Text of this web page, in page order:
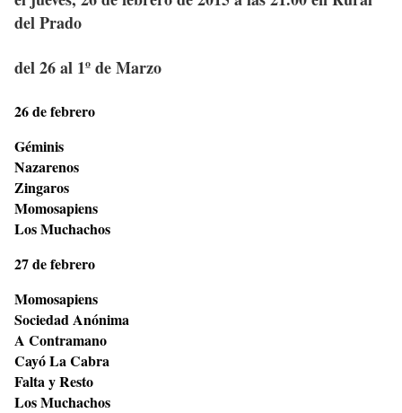
del Prado
del 26 al 1º de Marzo
26 de febrero
Géminis
Nazarenos
Zingaros
Momosapiens
Los Muchachos
27 de febrero
Momosapiens
Sociedad Anónima
A Contramano
Cayó La Cabra
Falta y Resto
Los Muchachos